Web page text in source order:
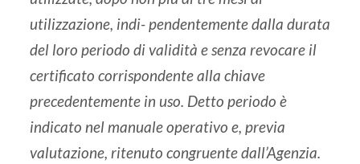
utilizzazione, indi- pendentemente dalla durata
del loro periodo di validità e senza revocare il
certificato corrispondente alla chiave
precedentemente in uso. Detto periodo è
indicato nel manuale operativo e, previa
valutazione, ritenuto congruente dall’Agenzia.